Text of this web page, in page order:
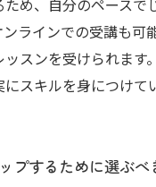
め、自分のペースで
ラインでの受講も可
スンを受けられます
スキルを身につけて
プするために選ぶべ